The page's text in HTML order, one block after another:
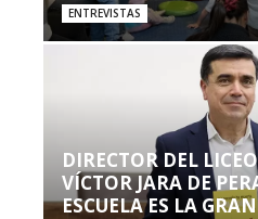
ENTREVISTAS
DIRECTOR DEL
VÍCTOR JARA DE
ESCUELA ES LA